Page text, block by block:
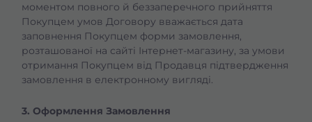
моментом повного й беззаперечного прийняття
Покупцем умов Договору вважається дата
заповнення Покупцем форми замовлення,
розташованої на сайті Інтернет-магазину, за умови
отримання Покупцем від Продавця підтвердження
замовлення в електронному вигляді.
3. Оформлення Замовлення